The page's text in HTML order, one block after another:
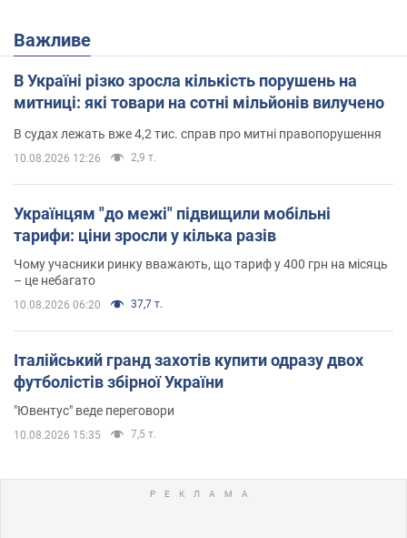
Важливе
В Україні різко зросла кількість порушень на
митниці: які товари на сотні мільйонів вилучено
В судах лежать вже 4,2 тис. справ про митні правопорушення
10.08.2026 12:26 2,9 т.
Українцям "до межі" підвищили мобільні
тарифи: ціни зросли у кілька разів
Чому учасники ринку вважають, що тариф у 400 грн на місяць
– це небагато
10.08.2026 06:20 37,7 т.
Італійський гранд захотів купити одразу двох
футболістів збірної України
"Ювентус" веде переговори
10.08.2026 15:35 7,5 т.